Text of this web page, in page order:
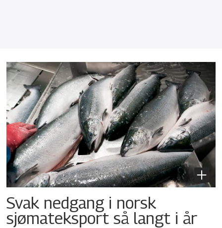
Svak nedgang i norsk
sjømateksport så langt i år